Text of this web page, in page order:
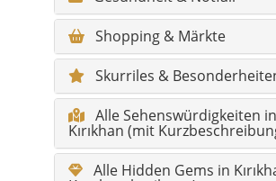
Alle Sehenswürdigkeiten in
Kırıkhan (mit Kurzbeschreibung)
Alle Hidden Gems in
Kurzbeschreibung)
FAQ: Kırıkhan (Hatay)
Hauptorte mit